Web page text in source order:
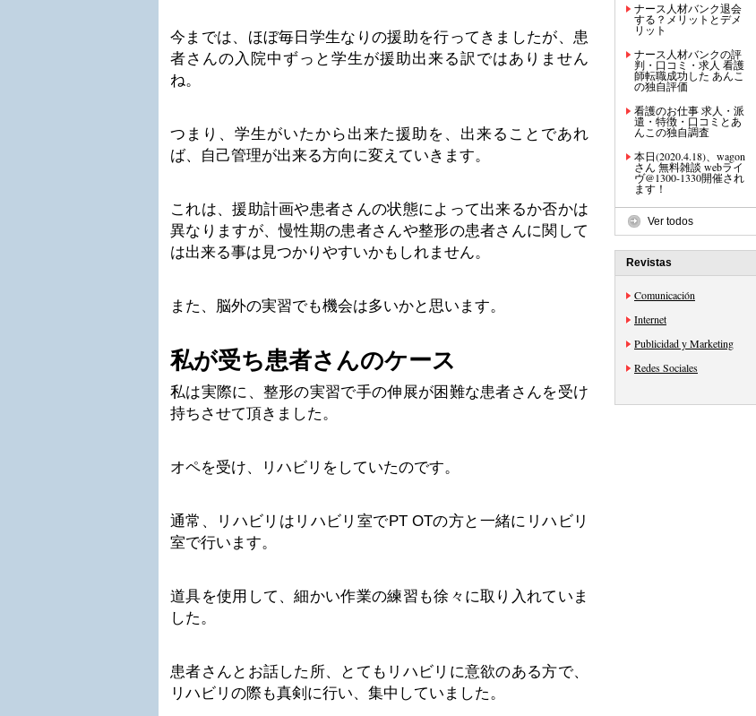
今までは、ほぼ毎日学生なりの援助を行ってきましたが、患
者さんの入院中ずっと学生が援助出来る訳ではありません
ね。
つまり、学生がいたから出来た援助を、出来ることであれ
ば、自己管理が出来る方向に変えていきます。
これは、援助計画や患者さんの状態によって出来るか否かは
異なりますが、慢性期の患者さんや整形の患者さんに関して
は出来る事は見つかりやすいかもしれません。
また、脳外の実習でも機会は多いかと思います。
私が受ち患者さんのケース
私は実際に、整形の実習で手の伸展が困難な患者さんを受け
持ちさせて頂きました。
オペを受け、リハビリをしていたのです。
通常、リハビリはリハビリ室でPT OTの方と一緒にリハビリ
室で行います。
道具を使用して、細かい作業の練習も徐々に取り入れていま
した。
患者さんとお話した所、とてもリハビリに意欲のある方で、
リハビリの際も真剣に行い、集中していました。
ナース人材バンク退会
する？メリットとデメ
リット
ナース人材バンクの評
判・口コミ・求人 看護
師転職成功した あんこ
の独自評価
看護のお仕事 求人・派
遣・特徴・口コミとあ
んこの独自調査
本日(2020.4.18)、wagon
さん 無料雑談 webライ
ヴ@1300-1330開催され
ます！
Ver todos
Revistas
Comunicación
Internet
Publicidad y Marketing
Redes Sociales